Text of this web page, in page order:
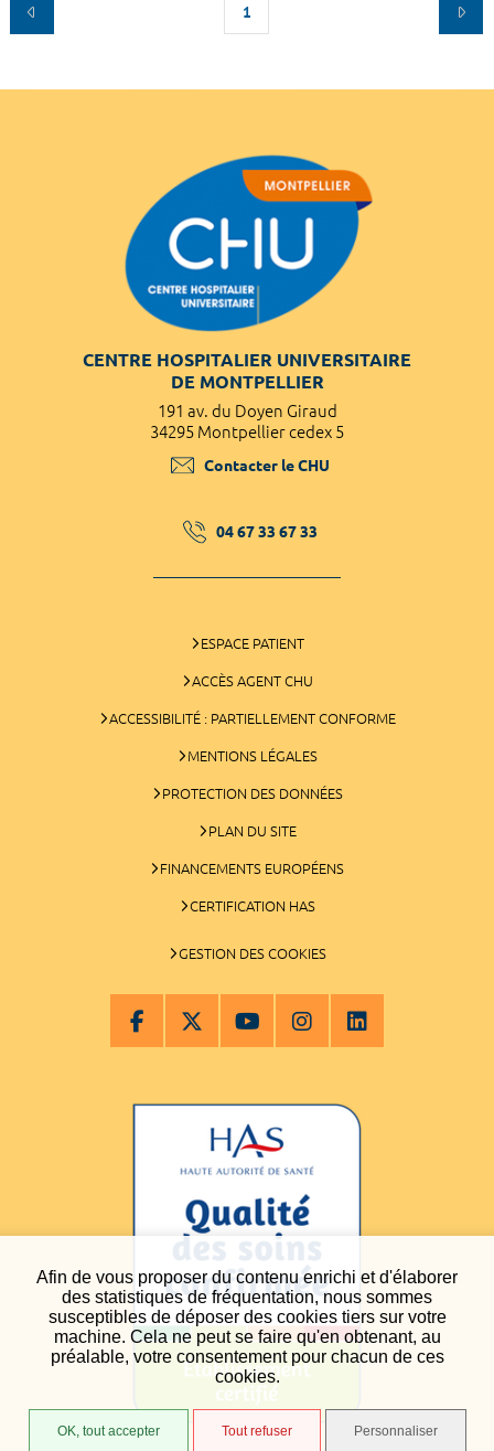
Afin de vous proposer du contenu enrichi et d'élaborer
des statistiques de fréquentation, nous sommes
susceptibles de déposer des cookies tiers sur votre
machine. Cela ne peut se faire qu'en obtenant, au
préalable, votre consentement pour chacun de ces
cookies.
OK, tout accepter Tout refuser Personnaliser
1
CENTRE HOSPITALIER UNIVERSITAIRE
DE MONTPELLIER
191 av. du Doyen Giraud
34295 Montpellier cedex 5
Contacter le CHU
04 67 33 67 33
ESPACE PATIENT
ACCÈS AGENT CHU
ACCESSIBILITÉ : PARTIELLEMENT CONFORME
MENTIONS LÉGALES
PROTECTION DES DONNÉES
PLAN DU SITE
FINANCEMENTS EUROPÉENS
CERTIFICATION HAS
GESTION DES COOKIES